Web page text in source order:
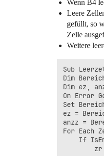
Wenn B4
Leere
gefüllt, so
Zelle
Weitere
Sub
Dim
Dim ez,
On Error
Set
ez =
anzz =
For Each
If